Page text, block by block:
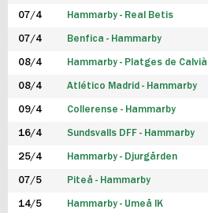
07/4 Hammarby - Real Betis
07/4 Benfica - Hammarby
08/4 Hammarby - Platges de Calvià
08/4 Atlético Madrid - Hammarby
09/4 Collerense - Hammarby
16/4 Sundsvalls DFF - Hammarby
25/4 Hammarby - Djurgården
07/5 Piteå - Hammarby
14/5 Hammarby - Umeå IK